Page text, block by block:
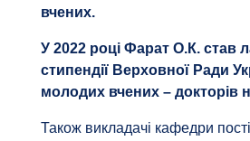
вчених.
У 2022 році Фарат О.К. став
стипендії Верховної Ради
молодих вчених – докторів
Також викладачі кафедри